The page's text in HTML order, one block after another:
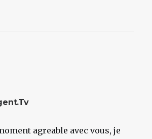
agreable avec vous, je